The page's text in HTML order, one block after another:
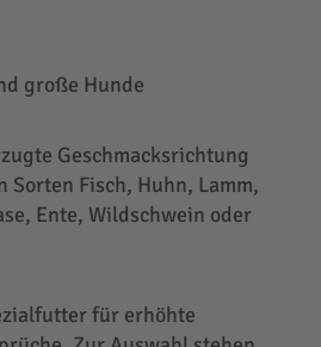
große Hunde
Geschmacksrichtung
Sorten Fisch, Huhn, Lamm,
Ente, Wildschwein oder
für erhöhte